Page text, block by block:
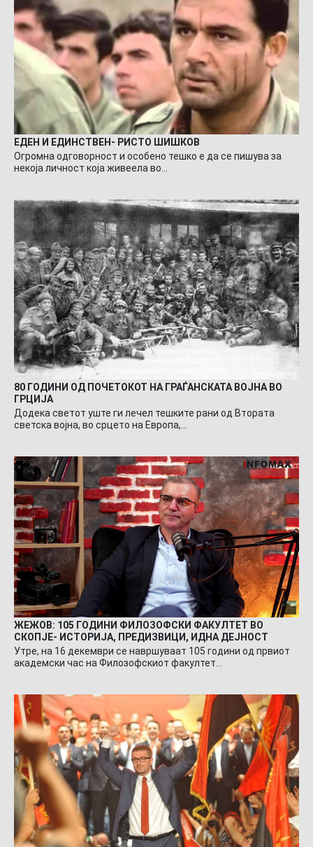
ЕДЕН И ЕДИНСТВЕН- РИСТО ШИШКОВ
Огромна одговорност и особено тешко е да се пишува за
некоја личност која живеела во…
80 ГОДИНИ ОД ПОЧЕТОКОТ НА ГРАЃАНСКАТА ВОЈНА ВО
ГРЦИЈА
Додека светот уште ги лечел тешките рани од Втората
светска војна, во срцето на Европа,…
ЖЕЖОВ: 105 ГОДИНИ ФИЛОЗОФСКИ ФАКУЛТЕТ ВО
СКОПЈЕ- ИСТОРИЈА, ПРЕДИЗВИЦИ, ИДНА ДЕЈНОСТ
Утре, на 16 декември се навршуваат 105 години од првиот
академски час на Филозофскиот факултет…